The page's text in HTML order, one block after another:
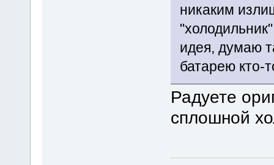
никаким
идея, думаю
батарею кто-
Радуете
сплошной